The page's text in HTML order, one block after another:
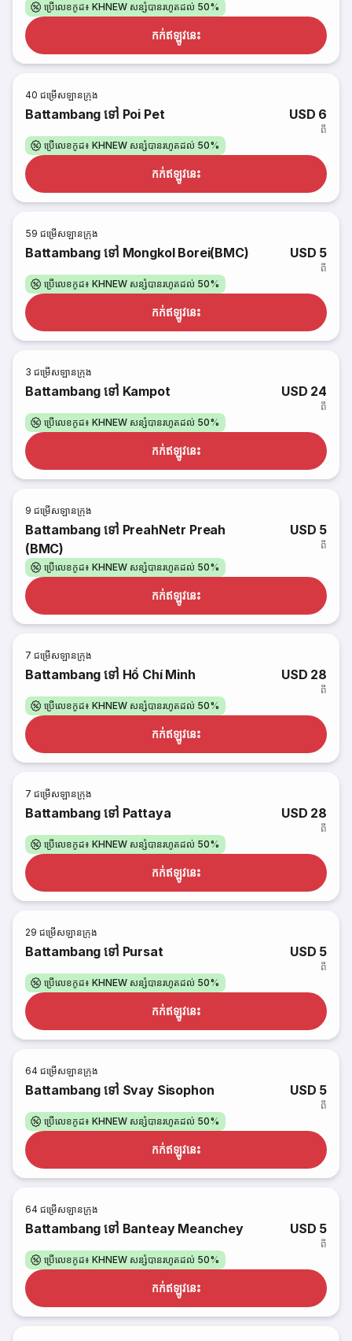
ប្រើលេខកូដ៖ KHNEW សន្សំបានរហូតដល់ 50%
កក់​ឥឡូវនេះ
40 ជម្រើសឡានក្រុង
Battambang ទៅ Poi Pet USD 6
ពី
ប្រើលេខកូដ៖ KHNEW សន្សំបានរហូតដល់ 50%
កក់​ឥឡូវនេះ
59 ជម្រើសឡានក្រុង
Battambang ទៅ Mongkol Borei(BMC) USD 5
ពី
ប្រើលេខកូដ៖ KHNEW សន្សំបានរហូតដល់ 50%
កក់​ឥឡូវនេះ
3 ជម្រើសឡានក្រុង
Battambang ទៅ Kampot USD 24
ពី
ប្រើលេខកូដ៖ KHNEW សន្សំបានរហូតដល់ 50%
កក់​ឥឡូវនេះ
9 ជម្រើសឡានក្រុង
Battambang ទៅ PreahNetr Preah
(BMC)
USD 5
ពី
ប្រើលេខកូដ៖ KHNEW សន្សំបានរហូតដល់ 50%
កក់​ឥឡូវនេះ
7 ជម្រើសឡានក្រុង
Battambang ទៅ Hồ Chí Minh USD 28
ពី
ប្រើលេខកូដ៖ KHNEW សន្សំបានរហូតដល់ 50%
កក់​ឥឡូវនេះ
7 ជម្រើសឡានក្រុង
Battambang ទៅ Pattaya USD 28
ពី
ប្រើលេខកូដ៖ KHNEW សន្សំបានរហូតដល់ 50%
កក់​ឥឡូវនេះ
29 ជម្រើសឡានក្រុង
Battambang ទៅ Pursat USD 5
ពី
ប្រើលេខកូដ៖ KHNEW សន្សំបានរហូតដល់ 50%
កក់​ឥឡូវនេះ
64 ជម្រើសឡានក្រុង
Battambang ទៅ Svay Sisophon USD 5
ពី
ប្រើលេខកូដ៖ KHNEW សន្សំបានរហូតដល់ 50%
កក់​ឥឡូវនេះ
64 ជម្រើសឡានក្រុង
Battambang ទៅ Banteay Meanchey USD 5
ពី
ប្រើលេខកូដ៖ KHNEW សន្សំបានរហូតដល់ 50%
កក់​ឥឡូវនេះ